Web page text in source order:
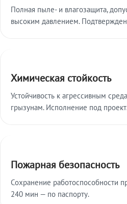
Полная пыле- и влагозащита,
высоким давлением.
Химическая стойкость
Устойчивость к агрессивным
грызунам. Исполнение под
Пожарная безопасность
Сохранение работоспособности
240 мин — по паспорту.